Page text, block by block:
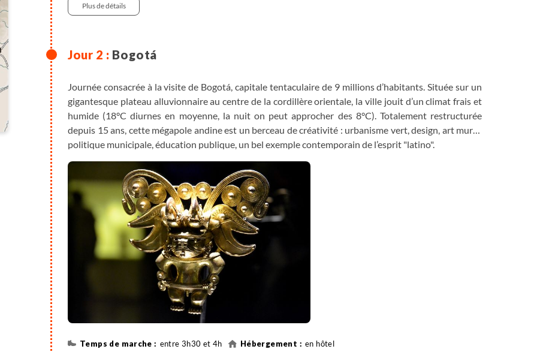
Plus de détails
Bogotá
Journée consacrée à la visite de Bogotá, capitale tentaculaire de 9 millions d’habitants. Située sur un
gigantesque plateau alluvionnaire au centre de la cordillère orientale, la ville jouit d’un climat frais et
humide (18°C diurnes en moyenne, la nuit on peut approcher des 8°C). Totalement restructurée
depuis 15 ans, cette mégapole andine est un berceau de créativité : urbanisme vert, design, art mural,
politique municipale, éducation publique, un bel exemple contemporain de l’esprit "latino".
Le matin, visite du magnifique musée de l'or. L’après-midi, découverte à pied du quartier colonial de la
Candelaria avec ses belles façades colorées puis de l'immense place Simon Bolivar et retour à l’hôtel.
Note :l’ordre des étapes de la visite peut être modifié.
entre 3h30 et 4h
en hôtel